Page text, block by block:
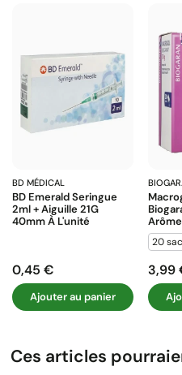
BD MÉDICAL
BD Emerald Seringue
2ml + Aiguille 21G
40mm À L'unité
Prix
0,45 €
Ajouter au panier
20
Prix
3,99
Ces articles